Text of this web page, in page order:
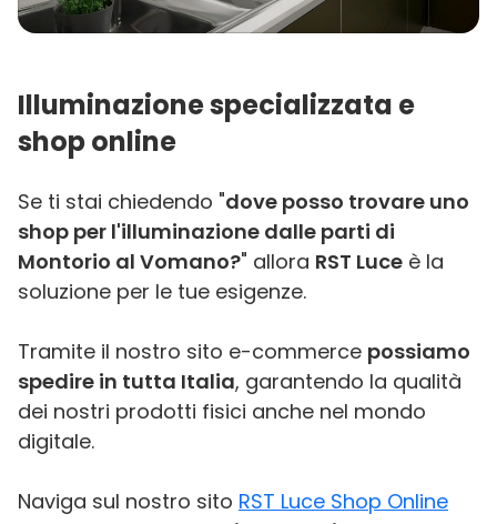
Illuminazione specializzata e
shop online
Se ti stai chiedendo "dove posso trovare uno
shop per l'illuminazione dalle parti di
Montorio al Vomano?" allora RST Luce è la
soluzione per le tue esigenze.
Tramite il nostro sito e-commerce possiamo
spedire in tutta Italia, garantendo la qualità
dei nostri prodotti fisici anche nel mondo
digitale.
Naviga sul nostro sito RST Luce Shop Online